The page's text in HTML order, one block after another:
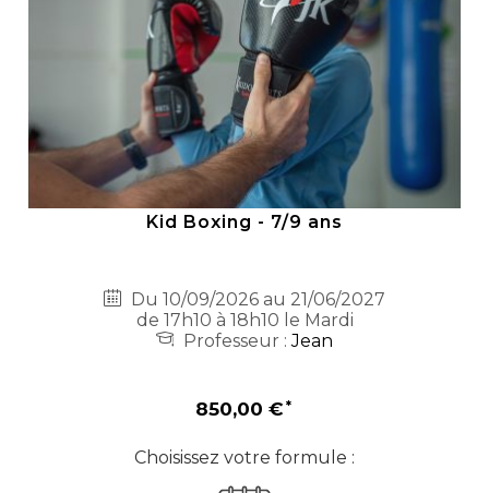
Kid Boxing - 7/9 ans
Du 10/09/2026 au 21/06/2027
de 17h10 à 18h10 le Mardi
Professeur :Jean
850,00 €
Choisissez votre formule :